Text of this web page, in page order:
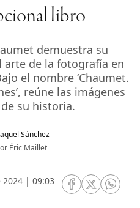
libro
demuestra su
arte de la fotografía en
el nombre ‘Chaumet.
reúne las imágenes
su historia.
Sánchez
Éric Maillet
2024 | 09:03
RRSS Facebook
RRSSRRSS